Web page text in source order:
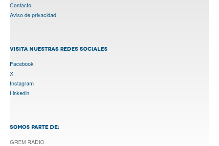
Contacto
Aviso de privacidad
VISITA NUESTRAS REDES SOCIALES
Facebook
X
Instagram
Linkedin
SOMOS PARTE DE:
GREM RADIO